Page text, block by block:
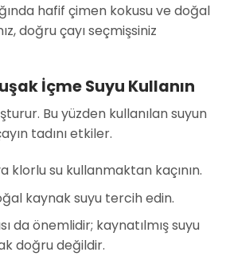
hafif çimen kokusu ve doğal
doğru çayı seçmişsiniz
İçme Suyu Kullanın
Bu yüzden kullanılan suyun
tadını etkiler.
klorlu su kullanmaktan kaçının.
kaynak suyu tercih edin.
da önemlidir; kaynatılmış suyu
doğru değildir.